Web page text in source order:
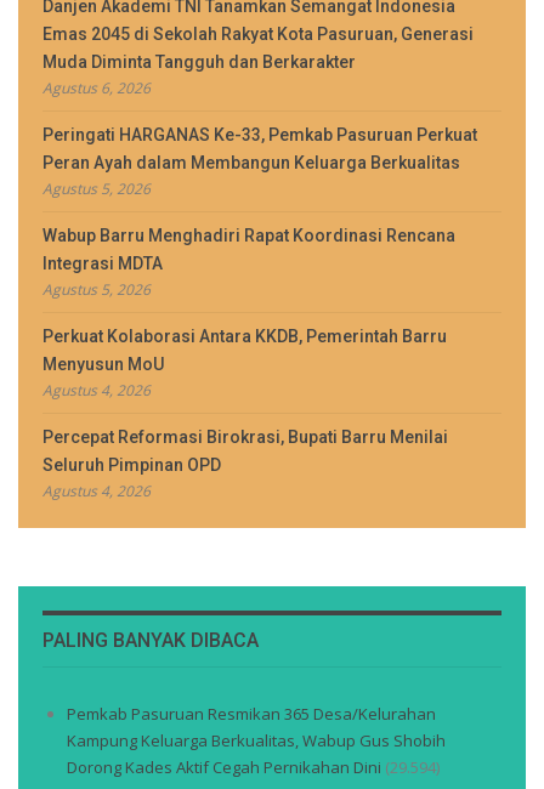
Danjen Akademi TNI Tanamkan Semangat Indonesia
Emas 2045 di Sekolah Rakyat Kota Pasuruan, Generasi
Muda Diminta Tangguh dan Berkarakter
Agustus 6, 2026
Peringati HARGANAS Ke-33, Pemkab Pasuruan Perkuat
Peran Ayah dalam Membangun Keluarga Berkualitas
Agustus 5, 2026
Wabup Barru Menghadiri Rapat Koordinasi Rencana
Integrasi MDTA
Agustus 5, 2026
Perkuat Kolaborasi Antara KKDB, Pemerintah Barru
Menyusun MoU
Agustus 4, 2026
Percepat Reformasi Birokrasi, Bupati Barru Menilai
Seluruh Pimpinan OPD
Agustus 4, 2026
PALING BANYAK DIBACA
Pemkab Pasuruan Resmikan 365 Desa/Kelurahan
Kampung Keluarga Berkualitas, Wabup Gus Shobih
Dorong Kades Aktif Cegah Pernikahan Dini (29.594)